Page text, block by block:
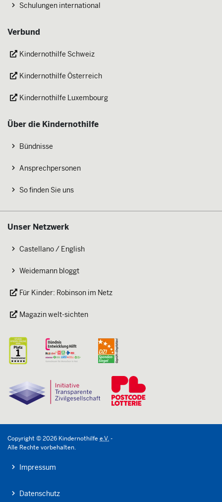
Schulungen international
Verbund
Kindernothilfe Schweiz
Kindernothilfe Österreich
Kindernothilfe Luxembourg
Über die Kindernothilfe
Bündnisse
Ansprechpersonen
So finden Sie uns
Unser Netzwerk
Castellano / English
Weidemann bloggt
Für Kinder: Robinson im Netz
Magazin welt-sichten
Copyright ©2026 Kindernothilfe e.V.-
Alle Rechte vorbehalten.
Impressum
Datenschutz